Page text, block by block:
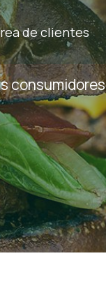
de clientes
consumidores